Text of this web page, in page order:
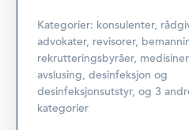
Kategorier: konsulenter,
advokater, revisorer,
rekrutteringsbyråer,
avslusing, desinfeksjon og
desinfeksjonsutstyr, og 3
kategorier